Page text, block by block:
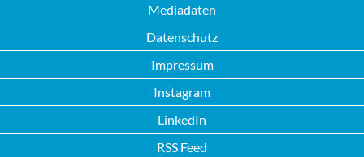
Mediadaten
Datenschutz
Impressum
Instagram
LinkedIn
RSS Feed